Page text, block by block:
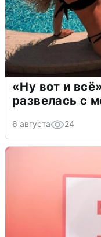
«Ну вот и
развелась с
6 августа 24